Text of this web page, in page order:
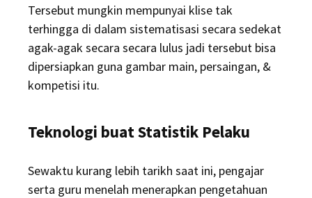
Tersebut mungkin mempunyai klise tak
terhingga di dalam sistematisasi secara sedekat
agak-agak secara secara lulus jadi tersebut bisa
dipersiapkan guna gambar main, persaingan, &
kompetisi itu.
Teknologi buat Statistik Pelaku
Sewaktu kurang lebih tarikh saat ini, pengajar
serta guru menelah menerapkan pengetahuan